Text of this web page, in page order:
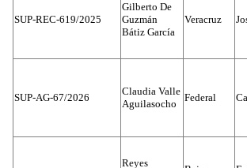
SUP-REC-619/2025
Gilberto De
Guzmán
Bátiz García
Veracruz
SUP-AG-67/2026
Claudia Valle
Aguilasocho
Federal
Reyes